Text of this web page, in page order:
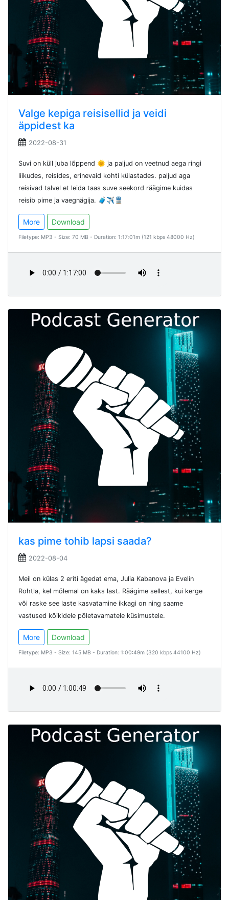
Valge kepiga reisisellid ja veidi
äppidest ka
2022-08-31
Suvi on küll juba lõppend 🌞 ja paljud on veetnud aega ringi
liikudes, reisides, erinevaid kohti külastades. paljud aga
reisivad talvel et leida taas suve seekord räägime kuidas
reisib pime ja vaegnägija. 🧳✈️🚆
More Download
Filetype: MP3 - Size: 70 MB - Duration: 1:17:01m (121 kbps 48000 Hz)
kas pime tohib lapsi saada?
2022-08-04
Meil on külas 2 eriti ägedat ema, Julia Kabanova ja Evelin
Rohtla, kel mõlemal on kaks last. Räägime sellest, kui kerge
või raske see laste kasvatamine ikkagi on ning saame
vastused kõikidele põletavamatele küsimustele.
More Download
Filetype: MP3 - Size: 145 MB - Duration: 1:00:49m (320 kbps 44100 Hz)